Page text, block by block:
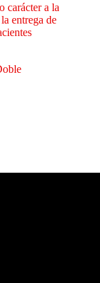
carácter a la
entrega de